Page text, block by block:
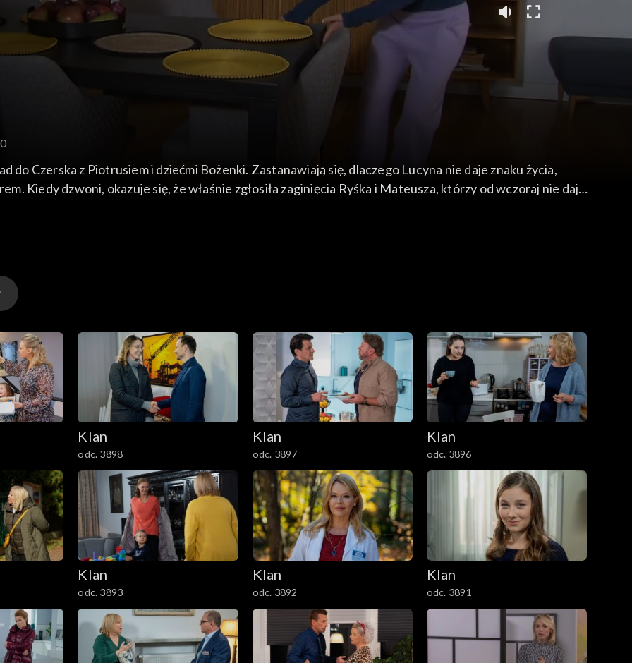
do Czerska z Piotrusiem i dziećmi Bożenki. Zastanawiają się, dlaczego Lucyna nie daje znaku życia,
Kiedy dzwoni, okazuje się, że właśnie zgłosiła zaginięcia Ryśka i Mateusza, którzy od wczoraj nie dają
spędziła z Kacprem. Bożenka cały czas nie kryje niechęci do tego układu, uważa, że Kacper
Klan
odc. 3898
Klan
odc. 3897
Klan
odc. 3896
Klan
odc. 3893
Klan
odc. 3892
Klan
odc. 3891